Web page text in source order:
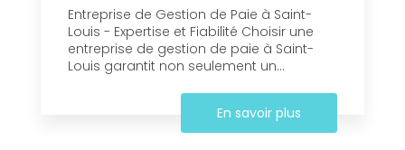
Entreprise de Gestion de Paie à Saint-
Louis - Expertise et Fiabilité Choisir une
entreprise de gestion de paie à Saint-
Louis garantit non seulement un...
En savoir plus